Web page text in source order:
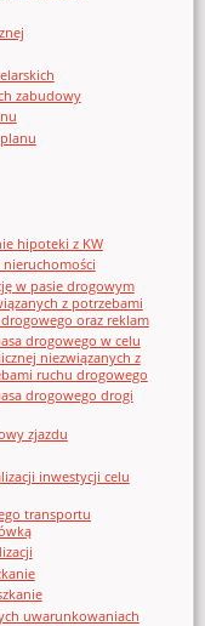
zabudowy
hipoteki z KW
w pasie drogowym
z potrzebami
oraz reklam
drogowego w celu
niezwiązanych z
ruchu drogowego
drogowego drogi
zjazdu
inwestycji celu
transportu
uwarunkowaniach